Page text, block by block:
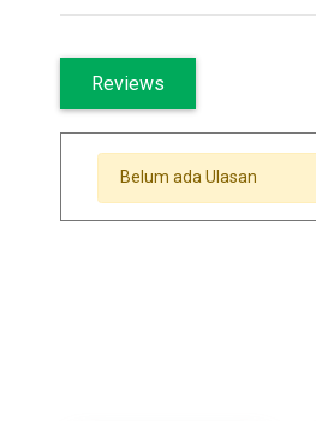
Reviews
Belum ada Ulasan